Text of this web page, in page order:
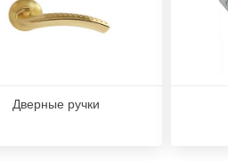
Дверные ручки